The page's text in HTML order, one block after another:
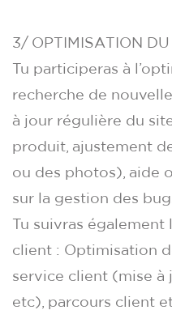
3/ OPTIMISATION DU
Tu participeras à
recherche de
à jour régulière du
produit, ajustement
ou des photos), aide
sur la gestion des
Tu suivras
client : Optimisation
service client (mise à
etc), parcours client